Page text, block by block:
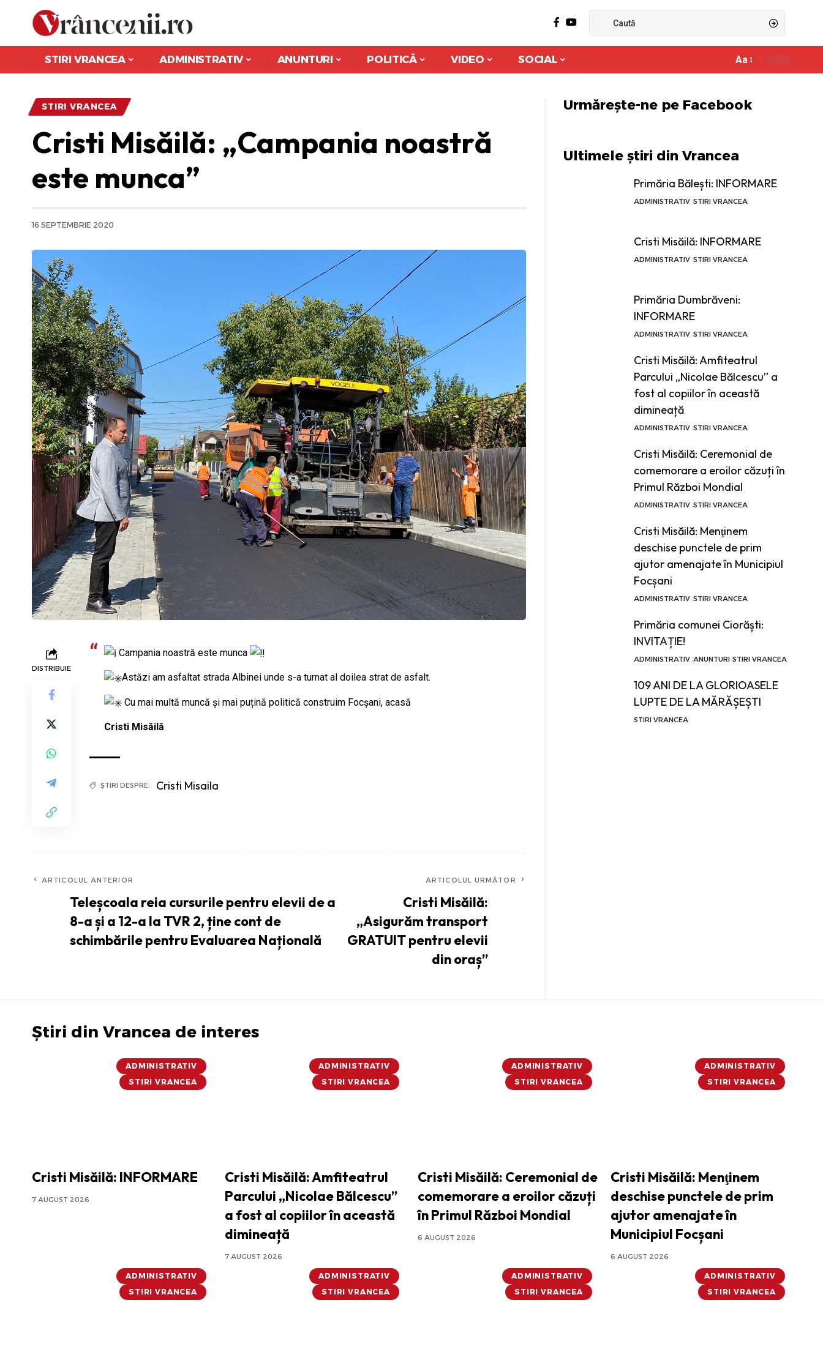
STIRI VRANCEA ADMINISTRATIV ANUNTURI POLITICĂ VIDEO SOCIAL
Ajustor
font
Aa
STIRI VRANCEA
Cristi Misăilă: „Campania noastră
este munca”
16 SEPTEMBRIE 2020
DISTRIBUIE
Campania noastră este munca
Astăzi am asfaltat strada Albinei unde s-a turnat al doilea strat de asfalt.
Cu mai multă muncă și mai puțină politică construim Focșani, acasă
Cristi Misăilă
ȘTIRI DESPRE: Cristi Misaila
ARTICOLUL ANTERIOR
Teleșcoala reia cursurile pentru elevii de a
8-a și a 12-a la TVR 2, ține cont de
schimbările pentru Evaluarea Națională
ARTICOLUL URMĂTOR
Cristi Misăilă:
„Asigurăm transport
GRATUIT pentru elevii
din oraș”
Urmărește-ne pe Facebook
Ultimele știri din Vrancea
Primăria Bălești: INFORMARE
ADMINISTRATIV STIRI VRANCEA
Cristi Misăilă: INFORMARE
ADMINISTRATIV STIRI VRANCEA
Primăria Dumbrăveni:
INFORMARE
ADMINISTRATIV STIRI VRANCEA
Cristi Misăilă: Amfiteatrul
Parcului „Nicolae Bălcescu” a
fost al copiilor în această
dimineață
ADMINISTRATIV STIRI VRANCEA
Cristi Misăilă: Ceremonial de
comemorare a eroilor căzuți în
Primul Război Mondial
ADMINISTRATIV STIRI VRANCEA
Cristi Misăilă: Menţinem
deschise punctele de prim
ajutor amenajate în Municipiul
Focșani
ADMINISTRATIV STIRI VRANCEA
Primăria comunei Ciorăști:
INVITAȚIE!
ADMINISTRATIV ANUNTURI STIRI VRANCEA
109 ANI DE LA GLORIOASELE
LUPTE DE LA MĂRĂȘEȘTI
STIRI VRANCEA
Știri din Vrancea de interes
ADMINISTRATIV
STIRI VRANCEA
Cristi Misăilă: INFORMARE
7 AUGUST 2026
ADMINISTRATIV
STIRI VRANCEA
Cristi Misăilă: Amfiteatrul
Parcului „Nicolae Bălcescu”
a fost al copiilor în această
dimineață
7 AUGUST 2026
ADMINISTRATIV
STIRI VRANCEA
Cristi Misăilă: Ceremonial de
comemorare a eroilor căzuți
în Primul Război Mondial
6 AUGUST 2026
ADMINISTRATIV
STIRI VRANCEA
Cristi Misăilă: Menţinem
deschise punctele de prim
ajutor amenajate în
Municipiul Focșani
6 AUGUST 2026
ADMINISTRATIV
STIRI VRANCEA
ADMINISTRATIV
STIRI VRANCEA
ADMINISTRATIV
STIRI VRANCEA
ADMINISTRATIV
STIRI VRANCEA